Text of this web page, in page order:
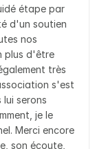
étape par
d'un soutien
nos
plus d'être
très
s'est
serons
je le
Merci encore
son écoute,